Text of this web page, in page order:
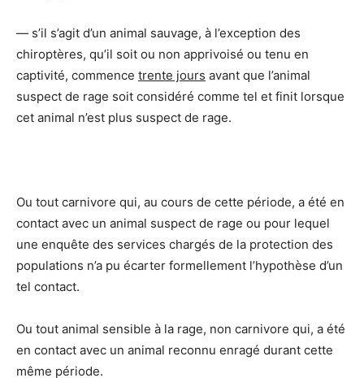
― s’il s’agit d’un animal sauvage, à l’exception des
chiroptères, qu’il soit ou non apprivoisé ou tenu en
captivité, commence trente jours avant que l’animal
suspect de rage soit considéré comme tel et finit lorsque
cet animal n’est plus suspect de rage.
Ou tout carnivore qui, au cours de cette période, a été en
contact avec un animal suspect de rage ou pour lequel
une enquête des services chargés de la protection des
populations n’a pu écarter formellement l’hypothèse d’un
tel contact.
Ou tout animal sensible à la rage, non carnivore qui, a été
en contact avec un animal reconnu enragé durant cette
même période.